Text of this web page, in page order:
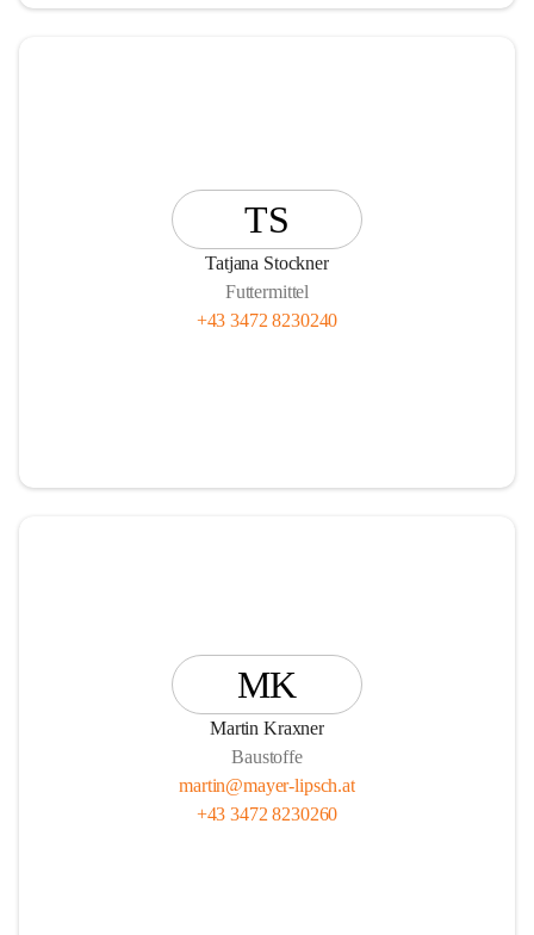
TS
Tatjana Stockner
Futtermittel
+43 3472 8230240
MK
Martin Kraxner
Baustoffe
martin@mayer-lipsch.at
+43 3472 8230260